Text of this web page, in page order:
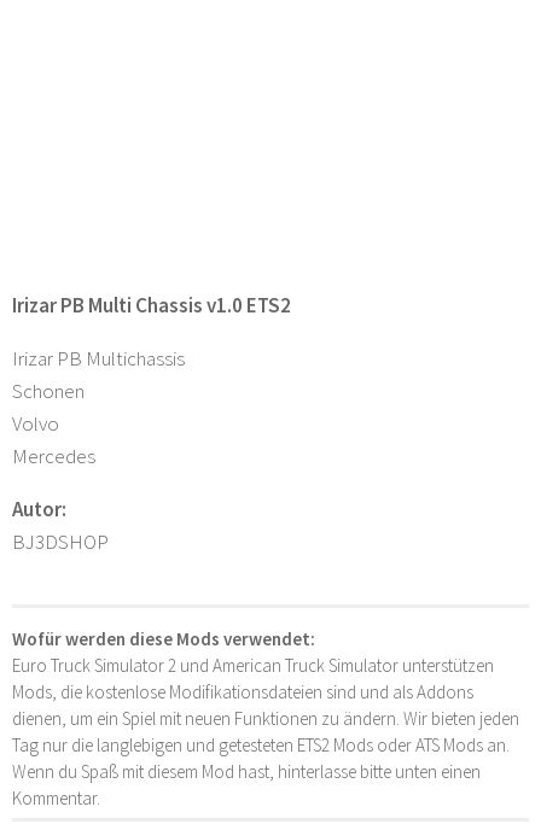
Irizar PB Multi Chassis v1.0 ETS2
Irizar PB Multichassis
Schonen
Volvo
Mercedes
Autor:
BJ3DSHOP
Wofür werden diese Mods verwendet:
Euro Truck Simulator 2 und American Truck Simulator unterstützen
Mods, die kostenlose Modifikationsdateien sind und als Addons
dienen, um ein Spiel mit neuen Funktionen zu ändern. Wir bieten jeden
Tag nur die langlebigen und getesteten ETS2 Mods oder ATS Mods an.
Wenn du Spaß mit diesem Mod hast, hinterlasse bitte unten einen
Kommentar.